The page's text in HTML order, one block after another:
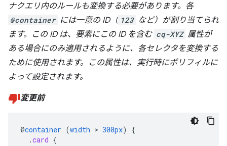
ナクエリ内のルールも変換する必要があります。各
@container には一意の ID（ 123 など）が割り当てられ
ます。この ID は、要素にこの ID を含む cq-XYZ 属性が
ある場合にのみ適用されるように、各セレクタを変換する
ために使用されます。この属性は、実行時にポリフィルに
よって設定されます。
変更前
@container (width > 300px)
{
.card {